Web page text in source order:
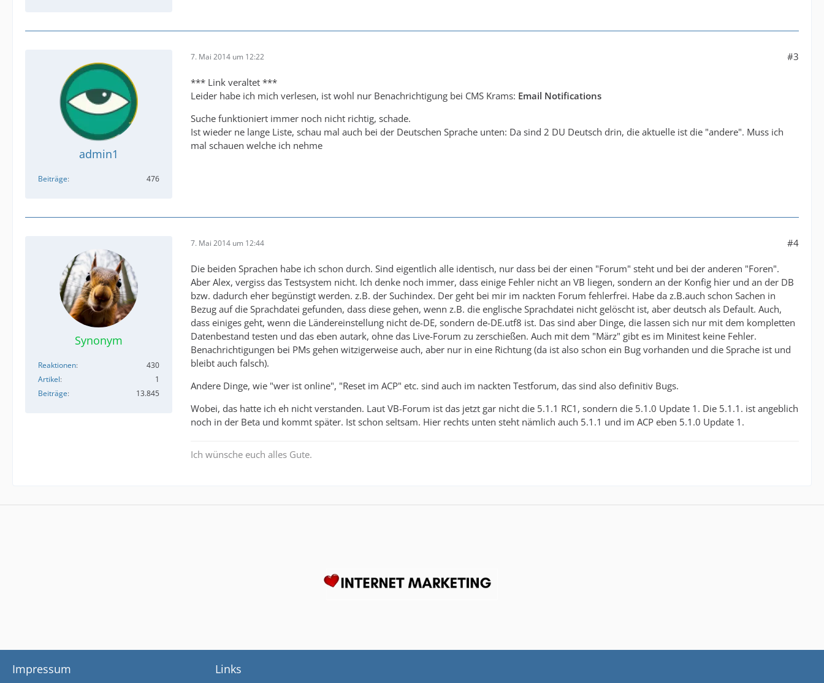
admin1
Beiträge 476
7. Mai 2014 um 12:22 #3
*** Link veraltet ***
Leider habe ich mich verlesen, ist wohl nur Benachrichtigung bei CMS Krams: Email Notifications
Suche funktioniert immer noch nicht richtig, schade.
Ist wieder ne lange Liste, schau mal auch bei der Deutschen Sprache unten: Da sind 2 DU Deutsch drin, die aktuelle ist die "andere". Muss ich
mal schauen welche ich nehme
Synonym
Reaktionen
430
Artikel
1
Beiträge
13.845
7. Mai 2014 um 12:44 #4
Die beiden Sprachen habe ich schon durch. Sind eigentlich alle identisch, nur dass bei der einen "Forum" steht und bei der anderen "Foren".
Aber Alex, vergiss das Testsystem nicht. Ich denke noch immer, dass einige Fehler nicht an VB liegen, sondern an der Konfig hier und an der DB
bzw. dadurch eher begünstigt werden. z.B. der Suchindex. Der geht bei mir im nackten Forum fehlerfrei. Habe da z.B.auch schon Sachen in
Bezug auf die Sprachdatei gefunden, dass diese gehen, wenn z.B. die englische Sprachdatei nicht gelöscht ist, aber deutsch als Default. Auch,
dass einiges geht, wenn die Ländereinstellung nicht de-DE, sondern de-DE.utf8 ist. Das sind aber Dinge, die lassen sich nur mit dem kompletten
Datenbestand testen und das eben autark, ohne das Live-Forum zu zerschießen. Auch mit dem "März" gibt es im Minitest keine Fehler.
Benachrichtigungen bei PMs gehen witzigerweise auch, aber nur in eine Richtung (da ist also schon ein Bug vorhanden und die Sprache ist und
bleibt auch falsch).
Andere Dinge, wie "wer ist online", "Reset im ACP" etc. sind auch im nackten Testforum, das sind also definitiv Bugs.
Wobei, das hatte ich eh nicht verstanden. Laut VB-Forum ist das jetzt gar nicht die 5.1.1 RC1, sondern die 5.1.0 Update 1. Die 5.1.1. ist angeblich
noch in der Beta und kommt später. Ist schon seltsam. Hier rechts unten steht nämlich auch 5.1.1 und im ACP eben 5.1.0 Update 1.
Ich wünsche euch alles Gute.
Impressum Links